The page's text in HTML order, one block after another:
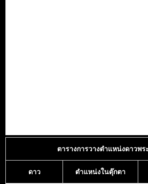
ตารางการวางตำแหน่งดาวพร
ดาว ตำแหน่งในตุ๊กตา